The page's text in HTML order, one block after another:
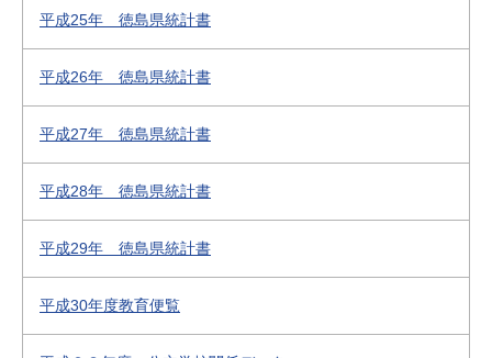
平成25年 徳島県統計書
平成26年 徳島県統計書
平成27年 徳島県統計書
平成28年 徳島県統計書
平成29年 徳島県統計書
平成30年度教育便覧